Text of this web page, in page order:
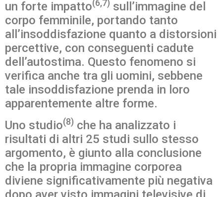
un forte impatto(6,7) sull’immagine del
corpo femminile, portando tanto
all’insoddisfazione quanto a distorsioni
percettive, con conseguenti cadute
dell’autostima. Questo fenomeno si
verifica anche tra gli uomini, sebbene
tale insoddisfazione prenda in loro
apparentemente altre forme.
Uno studio(8) che ha analizzato i
risultati di altri 25 studi sullo stesso
argomento, è giunto alla conclusione
che la propria immagine corporea
diviene significativamente più negativa